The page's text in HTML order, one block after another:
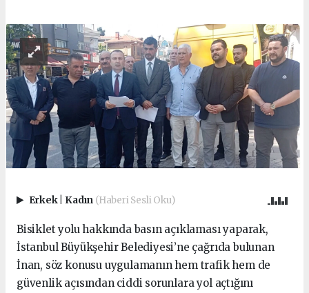
Erkek Kadın (Haberi Sesli Oku)
Bisiklet yolu hakkında basın açıklaması yaparak,
İstanbul Büyükşehir Belediyesi’ne çağrıda bulunan
İnan, söz konusu uygulamanın hem trafik hem de
güvenlik açısından ciddi sorunlara yol açtığını